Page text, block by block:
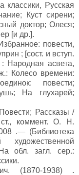
Русская
Куст сирени;
доктор; Олеся;
[и др.].
повести,
; [сост. и вступ.
асвета,
Колесо времени:
повести;
На глухарей;
Рассказы /
коммент. О. Н.
.— (Библиотека
художественной
обл. загл. сер.:
(1870-1938) .